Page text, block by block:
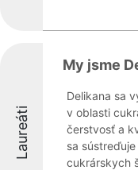
Laureáti
My jsme
Delikana sa
v oblasti
čerstvosť a
sa
cukrárskych